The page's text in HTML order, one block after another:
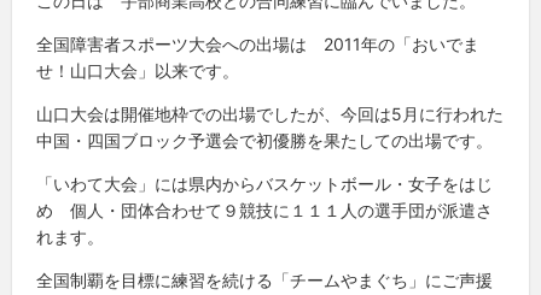
全国障害者スポーツ大会への出場は 2011年の「おいでま
せ！山口大会」以来です。
山口大会は開催地枠での出場でしたが、今回は5月に行われた
中国・四国ブロック予選会で初優勝を果たしての出場です。
「いわて大会」には県内からバスケットボール・女子をはじ
め 個人・団体合わせて９競技に１１１人の選手団が派遣さ
れます。
全国制覇を目標に練習を続ける「チームやまぐち」にご声援